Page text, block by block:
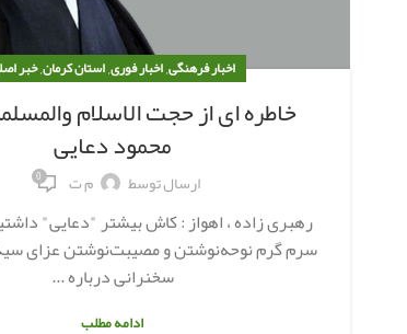
اخبار فرهنگی,اخبار فوری,استان کرمان,خبر
خاطره ای از حجت الاسلام
محمود دعایی
ارسال توسط م ت 0
رهبری زاده ، اهواز : کاش بیشتر "دعایی"
سرم گرم نوحه‌نوشتن و مصیبت‌نوشتن عزای
سخنرانی درباره ...
ادامه مطلب